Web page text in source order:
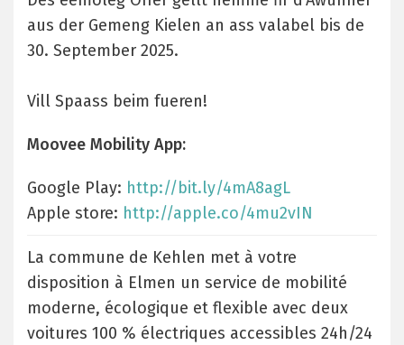
aus der Gemeng Kielen an ass valabel bis de
30. September 2025.
Vill Spaass beim fueren!
Moovee Mobility App:
Google Play: http://bit.ly/4mA8agL
Apple store: http://apple.co/4mu2vIN
La commune de Kehlen met à votre
disposition à Elmen un service de mobilité
moderne, écologique et flexible avec deux
voitures 100 % électriques accessibles 24h/24